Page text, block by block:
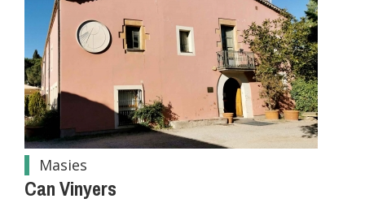
Masies
Can Vinyers